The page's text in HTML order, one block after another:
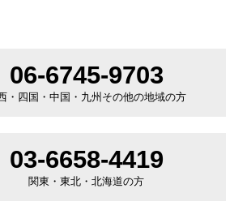
06-6745-9703
・四国・中国・九州その他の地域の方
03-6658-4419
関東・東北・北海道の方